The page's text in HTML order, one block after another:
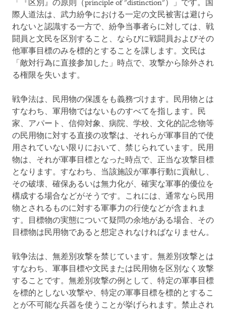
「『区別』の原則（principle of "distinction"）」です。国
際人道法は、武力紛争における一定の文民被害は避けら
れないと認識する一方で、紛争当事者らに対しては、戦
闘員と文民を区別すること、ならびに戦闘員およびその
他軍事目標のみを標的とすることを課します。文民は
「敵対行為に直接参加した」時点で、攻撃から除外され
る権限を失います。
戦争法は、民用物の保護をも義務づけます。民用物とは
すなわち、軍用物ではないものすべてを指します。民
家、アパート、信仰対象、病院、学校、文化的記念物等
の民用物に対する直接の攻撃は、それらが軍事目的で使
用されていない限りにおいて、禁じられています。民用
物は、それが軍事目標となった時点で、正当な攻撃目標
となります。すなわち、当該施設が軍事行動に貢献し、
その破壊、確保あるいは無力化が、確実な軍事的優位を
構成する場合などがそうです。これには、通常なら民用
物とされるものに対する軍事力の行使などが含まれま
す。目標物の実態について疑問の余地がある場合、その
目標物は民用物であると想定されなければなりません。
戦争法は、無差別攻撃を禁じています。無差別攻撃とは
すなわち、軍事目標や文民または民用物を区別なく攻撃
することです。無差別攻撃の例として、特定の軍事目標
を標的としない攻撃や、特定の軍事目標を標的とするこ
とが不可能な兵器を使うことが挙げられます。禁止され